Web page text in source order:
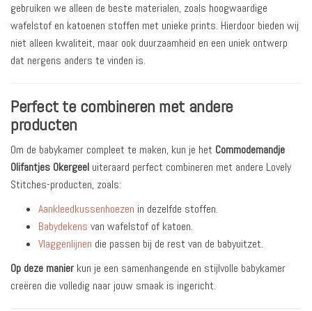
gebruiken we alleen de beste materialen, zoals hoogwaardige
wafelstof en katoenen stoffen met unieke prints. Hierdoor bieden wij
niet alleen kwaliteit, maar ook duurzaamheid en een uniek ontwerp
dat nergens anders te vinden is.
Perfect te combineren met andere
producten
Om de babykamer compleet te maken, kun je het Commodemandje
Olifantjes Okergeel uiteraard perfect combineren met andere Lovely
Stitches-producten, zoals:
Aankleedkussenhoezen in dezelfde stoffen.
Babydekens van wafelstof of katoen.
Vlaggenlijnen die passen bij de rest van de babyuitzet.
Op deze manier kun je een samenhangende en stijlvolle babykamer
creëren die volledig naar jouw smaak is ingericht.